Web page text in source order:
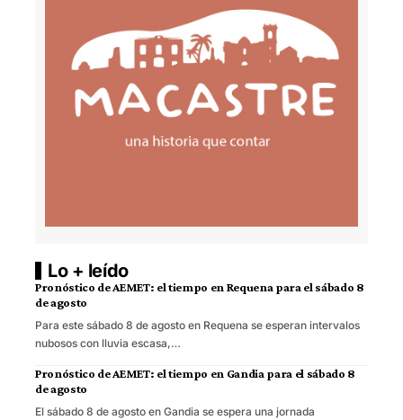
Lo + leído
Pronóstico de AEMET: el tiempo en Requena para el sábado 8
de agosto
Para este sábado 8 de agosto en Requena se esperan intervalos
nubosos con lluvia escasa,…
Pronóstico de AEMET: el tiempo en Gandia para el sábado 8
de agosto
El sábado 8 de agosto en Gandia se espera una jornada